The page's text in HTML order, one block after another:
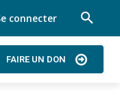
connecter
FAIRE UN DON